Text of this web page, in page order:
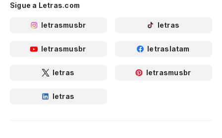
Sigue a Letras.com
letrasmusbr letras
letrasmusbr letraslatam
letras letrasmusbr
letras